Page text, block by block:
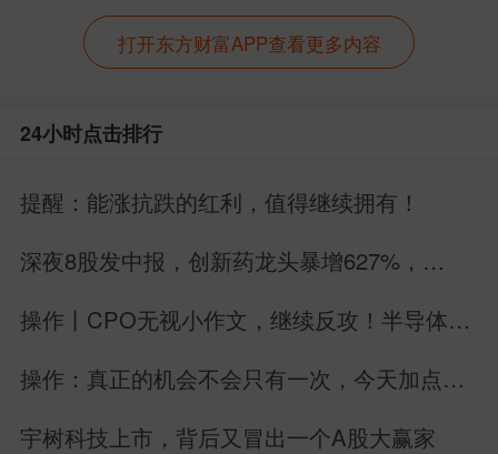
歌，持股市值达到156亿美元，直接跃升
到第7大重仓股
这一操作被市场视为巴菲特或其投资团队
伯克希尔同期减持了 苹果，但对谷歌的建
仓表明，其投资逻辑正在从传统的“消费品
歌在AI模型、云计算和全球用户生态上的
优势，获得了顶级价值投资者的背书，无
疑为全球AI应用方向的投资注入了强心
打开东方财富APP查看更多内容
24小时点击排行
提醒：能涨抗跌的红利，值得继续拥有！
深夜8股发中报，创新药龙头暴增627%，
操作丨CPO无视小作文，继续反攻！半导体起
操作：真正的机会不会只有一次，今天加点
宇树科技上市，背后又冒出一个A股大赢家